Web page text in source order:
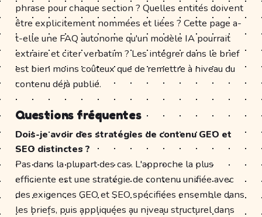
phrase pour chaque section ? Quelles entités doivent
être explicitement nommées et liées ? Cette page a-
t-elle une FAQ autonome qu'un modèle IA pourrait
extraire et citer verbatim ? Les intégrer dans le brief
est bien moins coûteux que de remettre à niveau du
contenu déjà publié.
Questions fréquentes
Dois-je avoir des stratégies de contenu GEO et
SEO distinctes ?
Pas dans la plupart des cas. L'approche la plus
efficiente est une stratégie de contenu unifiée avec
des exigences GEO et SEO spécifiées ensemble dans
les briefs, puis appliquées au niveau structurel dans